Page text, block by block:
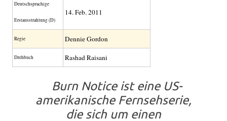
Deutsch­sprachige
Erstaus­strahlung (D)
14. Feb. 2011
Regie Dennie Gordon
Drehbuch Rashad Raisani
Burn Notice ist eine US-
amerikanische Fernsehserie,
die sich um einen